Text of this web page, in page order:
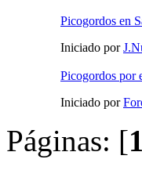
Picogordos en
Iniciado por
Picogordos por
Iniciado por
Páginas: [1